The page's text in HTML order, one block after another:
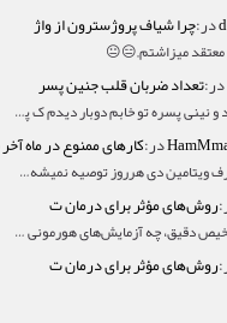
در:چرا شیاف پروژسترون از واژ
میزاشتم,,😑😐
در:تعداد ضربان قلب جنین پسر
مال من ۱۶۸بود و نینی پسره تو خابم دوبار دیدم ک پسره
در:کارهای ممنوع در ماه
سلام مگه مصرف ویتامین دی هرروز توصیه نمیشه؟درمقاله میگه
روش‌های مؤثر برای درمان ت
سلام برای تشخیص دقیق، چه آزمایش‌های هورمونی و چه سونوگر
روش‌های مؤثر برای درمان ت